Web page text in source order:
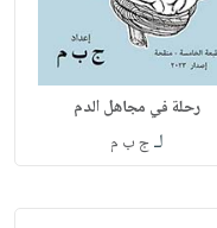
رحلة في مجاهل الدم
لـج ب م